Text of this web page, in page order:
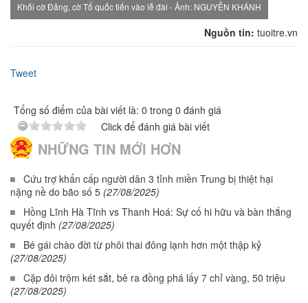
Khối cờ Đảng, cờ Tổ quốc tiến vào lễ đài - Ảnh: NGUYỄN KHÁNH
Nguồn tin: tuoitre.vn
Tweet
Tổng số điểm của bài viết là: 0 trong 0 đánh giá
Click để đánh giá bài viết
NHỮNG TIN MỚI HƠN
Cứu trợ khẩn cấp người dân 3 tỉnh miền Trung bị thiệt hại
nặng nề do bão số 5 (27/08/2025)
Hồng Lĩnh Hà Tĩnh vs Thanh Hoá: Sự cố hi hữu và bàn thắng
quyết định (27/08/2025)
Bé gái chào đời từ phôi thai đông lạnh hơn một thập kỷ
(27/08/2025)
Cặp đôi trộm két sắt, bê ra đồng phá lấy 7 chỉ vàng, 50 triệu
(27/08/2025)